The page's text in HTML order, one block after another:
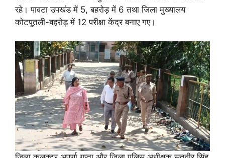
रहे। पावटा उपखंड में 5, बहरोड़ में 6 तथा जिला मुख्यालय
कोटपूतली-बहरोड़ में 12 परीक्षा केंद्र बनाए गए।